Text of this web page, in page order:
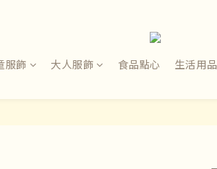
服飾 大人服飾 食品點心 生活用品